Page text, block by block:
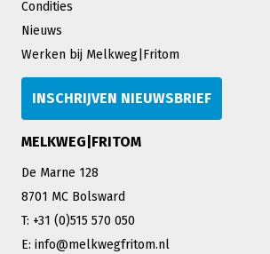
Condities
Nieuws
Werken bij Melkweg|Fritom
INSCHRIJVEN NIEUWSBRIEF
MELKWEG|FRITOM
De Marne 128
8701 MC Bolsward
T: +31 (0)515 570 050
E: info@melkwegfritom.nl